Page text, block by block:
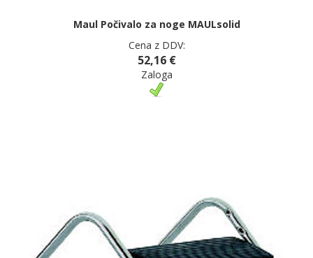
Maul Počivalo za noge MAULsolid
Cena z DDV:
52,16 €
Zaloga